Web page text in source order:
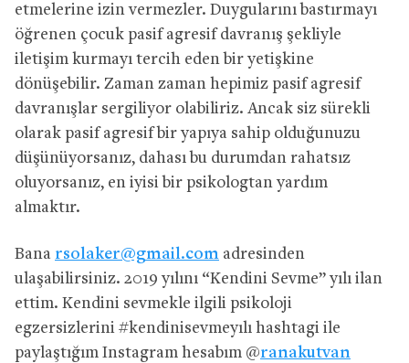
etmelerine izin vermezler. Duygularını bastırmayı
öğrenen çocuk pasif agresif davranış şekliyle
iletişim kurmayı tercih eden bir yetişkine
dönüşebilir. Zaman zaman hepimiz pasif agresif
davranışlar sergiliyor olabiliriz. Ancak siz sürekli
olarak pasif agresif bir yapıya sahip olduğunuzu
düşünüyorsanız, dahası bu durumdan rahatsız
oluyorsanız, en iyisi bir psikologtan yardım
almaktır.
Bana rsolaker@gmail.com adresinden
ulaşabilirsiniz. 2019 yılını “Kendini Sevme” yılı ilan
ettim. Kendini sevmekle ilgili psikoloji
egzersizlerini #kendinisevmeyılı hashtagi ile
paylaştığım Instagram hesabım @ranakutvan